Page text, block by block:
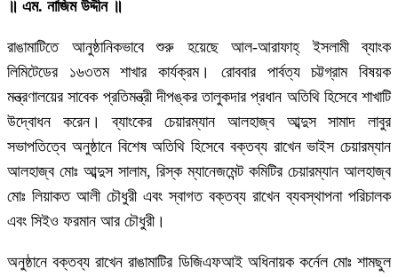
॥ এম. নাজিম উদ্দীন ॥
রাঙামাটিতে আনুষ্ঠানিকভাবে শুরু হয়েছে আল-আরাফাহ্ ইসলামী ব্যাংক
লিমিটেডের ১৬৩তম শাখার কার্যক্রম। রোববার পার্বত্য চট্টগ্রাম বিষয়ক
মন্ত্রণালয়ের সাবেক প্রতিমন্ত্রী দীপঙ্কর তালুকদার প্রধান অতিথি হিসেবে শাখাটি
উদ্বোধন করেন। ব্যাংকের চেয়ারম্যান আলহাজ্ব আব্দুস সামাদ লাবুর
সভাপতিত্বে অনুষ্ঠানে বিশেষ অতিথি হিসেবে বক্তব্য রাখেন ভাইস চেয়ারম্যান
আলহাজ্ব মোঃ আব্দুস সালাম, রিস্ক ম্যানেজমেন্ট কমিটির চেয়ারম্যান আলহাজ্ব
মোঃ লিয়াকত আলী চৌধুরী এবং স্বাগত বক্তব্য রাখেন ব্যবস্থাপনা পরিচালক
এবং সিইও ফরমান আর চৌধুরী।
অনুষ্ঠানে বক্তব্য রাখেন রাঙামাটির ডিজিএফআই অধিনায়ক কর্নেল মোঃ শামছুল